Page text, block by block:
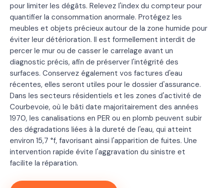
pour limiter les dégâts. Relevez l'index du compteur pour
quantifier la consommation anormale. Protégez les
meubles et objets précieux autour de la zone humide pour
éviter leur détérioration. Il est formellement interdit de
percer le mur ou de casser le carrelage avant un
diagnostic précis, afin de préserver l'intégrité des
surfaces. Conservez également vos factures d'eau
récentes, elles seront utiles pour le dossier d'assurance.
Dans les secteurs résidentiels et les zones d'activité de
Courbevoie, où le bâti date majoritairement des années
1970, les canalisations en PER ou en plomb peuvent subir
des dégradations liées à la dureté de l'eau, qui atteint
environ 15,7 °f, favorisant ainsi l'apparition de fuites. Une
intervention rapide évite l'aggravation du sinistre et
facilite la réparation.